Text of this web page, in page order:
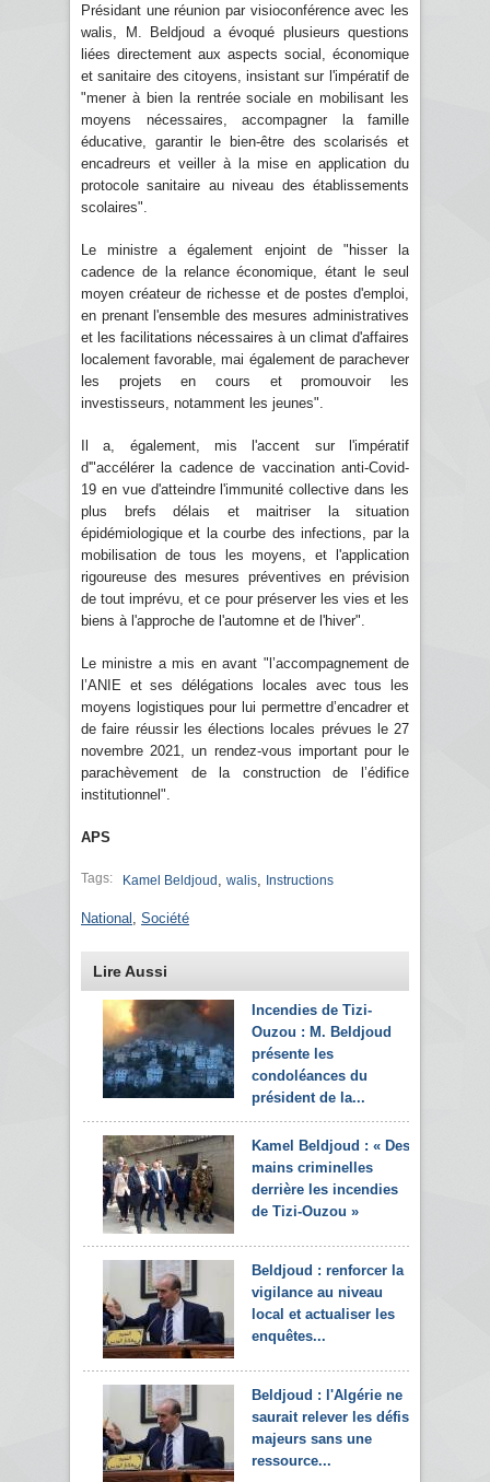
Présidant une réunion par visioconférence avec les
walis, M. Beldjoud a évoqué plusieurs questions
liées directement aux aspects social, économique
et sanitaire des citoyens, insistant sur l'impératif de
"mener à bien la rentrée sociale en mobilisant les
moyens nécessaires, accompagner la famille
éducative, garantir le bien-être des scolarisés et
encadreurs et veiller à la mise en application du
protocole sanitaire au niveau des établissements
scolaires".
Le ministre a également enjoint de "hisser la
cadence de la relance économique, étant le seul
moyen créateur de richesse et de postes d'emploi,
en prenant l'ensemble des mesures administratives
et les facilitations nécessaires à un climat d'affaires
localement favorable, mai également de parachever
les projets en cours et promouvoir les
investisseurs, notamment les jeunes".
Il a, également, mis l'accent sur l'impératif
d'"accélérer la cadence de vaccination anti-Covid-
19 en vue d'atteindre l'immunité collective dans les
plus brefs délais et maitriser la situation
épidémiologique et la courbe des infections, par la
mobilisation de tous les moyens, et l'application
rigoureuse des mesures préventives en prévision
de tout imprévu, et ce pour préserver les vies et les
biens à l'approche de l'automne et de l'hiver".
Le ministre a mis en avant "l’accompagnement de
l’ANIE et ses délégations locales avec tous les
moyens logistiques pour lui permettre d’encadrer et
de faire réussir les élections locales prévues le 27
novembre 2021, un rendez-vous important pour le
parachèvement de la construction de l’édifice
institutionnel".
APS
Tags: Kamel Beldjoud walis Instructions
National Société
Lire Aussi
Incendies de Tizi-
Ouzou : M. Beldjoud
présente les
condoléances du
président de la...
Kamel Beldjoud : « Des
mains criminelles
derrière les incendies
de Tizi-Ouzou »
Beldjoud : renforcer la
vigilance au niveau
local et actualiser les
enquêtes...
Beldjoud : l'Algérie ne
saurait relever les défis
majeurs sans une
ressource...